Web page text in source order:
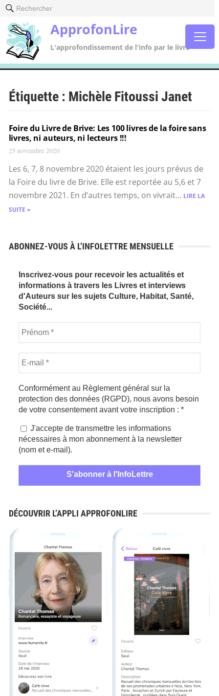
Rechercher
ApprofonLire
L'approfondissement de l'info par le livre
Étiquette : Michèle Fitoussi Janet
Foire du Livre de Brive: Les 100 livres de la foire sans
livres, ni auteurs, ni lecteurs !!!
25 novembre 2020
Les 6, 7, 8 novembre 2020 étaient les jours prévus de
la Foire du livre de Brive. Elle est reportée au 5,6 et 7
novembre 2021. En d’autres temps, on vivrait... LIRE LA
SUITE »
ABONNEZ-VOUS À L’INFOLETTRE MENSUELLE
Inscrivez-vous pour recevoir les actualités et
informations à travers les Livres et interviews
d'Auteurs sur les sujets Culture, Habitat, Santé,
Société...
Conformément au Règlement général sur la
protection des données (RGPD), nous avons besoin
de votre consentement avant votre inscription : *
J'accepte de transmettre les informations
nécessaires à mon abonnement à la newsletter
(nom et e-mail).
DÉCOUVRIR L’APPLI APPROFONLIRE